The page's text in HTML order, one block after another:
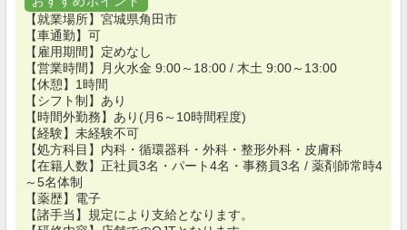
【就業場所】宮城県角田市
【車通勤】可
【雇用期間】定めなし
【営業時間】月火水金 9:00～18:00 / 木土 9:00～13:00
【休憩】1時間
【シフト制】あり
【時間外勤務】あり(月6～10時間程度)
【経験】未経験不可
【処方科目】内科・循環器科・外科・整形外科・皮膚科
【在籍人数】正社員3名・パート4名・事務員3名 / 薬剤師常時4
～5名体制
【薬歴】電子
【諸手当】規定により支給となります。